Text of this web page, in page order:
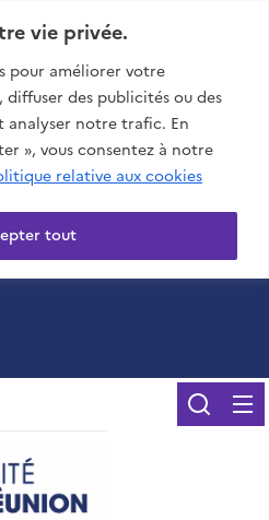
vie privée.
pour améliorer votre
des publicités ou des
analyser notre trafic. En
», vous consentez à notre
relative aux cookies
tout